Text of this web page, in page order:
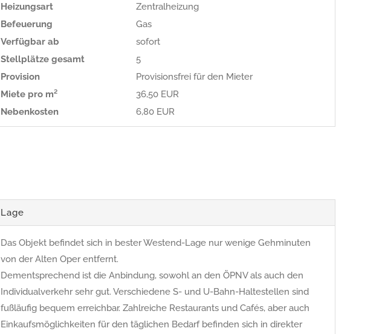
Heizungsart
Zentralheizung
Befeuerung
Gas
Verfügbar ab
sofort
Stellplätze gesamt
5
Provision
Provisionsfrei für den Mieter
Miete pro m²
36,50 EUR
Nebenkosten
6,80 EUR
Lage
Das Objekt befindet sich in bester Westend-Lage nur wenige Gehminuten
von der Alten Oper entfernt.
Dementsprechend ist die Anbindung, sowohl an den ÖPNV als auch den
Individualverkehr sehr gut. Verschiedene S- und U-Bahn-Haltestellen sind
fußläufig bequem erreichbar. Zahlreiche Restaurants und Cafés, aber auch
Einkaufsmöglichkeiten für den täglichen Bedarf befinden sich in direkter